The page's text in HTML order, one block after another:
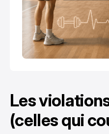
Les
(celles qui